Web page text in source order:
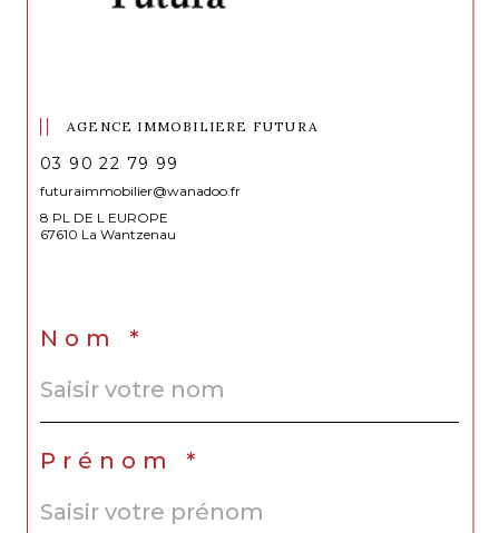
prestations.
Honoraires : 5 %.
AGENCE IMMOBILIERE FUTURA
03 90 22 79 99
futuraimmobilier@wanadoo.fr
8 PL DE L EUROPE
67610 La Wantzenau
Nom *
Prénom *